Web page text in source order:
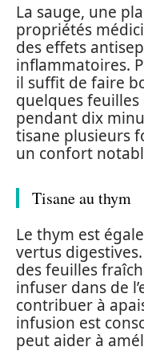
La sauge, une
propriétés
des effets
inflammatoires.
il suffit de faire
quelques feuilles
pendant dix
tisane plusieurs
un confort
Tisane au thym
Le thym est
vertus
des feuilles
infuser dans de
contribuer à
infusion est
peut aider à